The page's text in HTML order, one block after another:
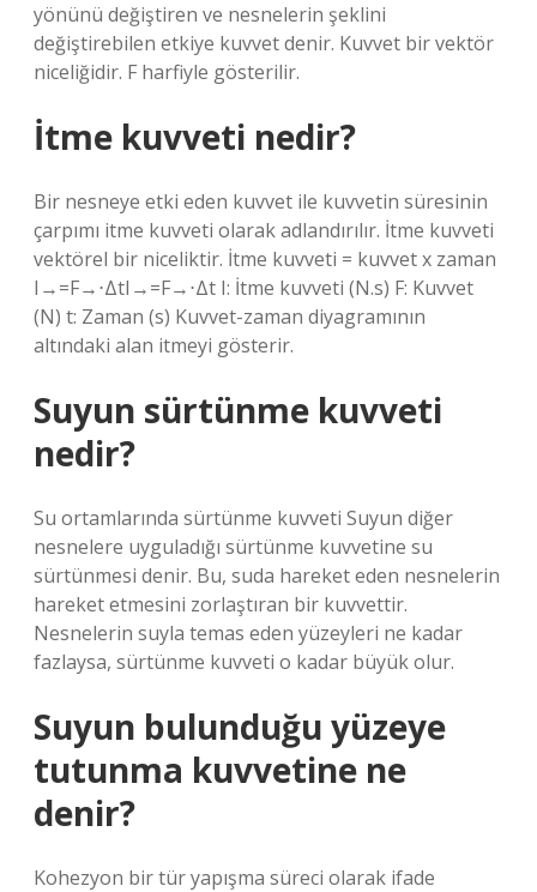
yönünü değiştiren ve nesnelerin şeklini
değiştirebilen etkiye kuvvet denir. Kuvvet bir vektör
niceliğidir. F harfiyle gösterilir.
İtme kuvveti nedir?
Bir nesneye etki eden kuvvet ile kuvvetin süresinin
çarpımı itme kuvveti olarak adlandırılır. İtme kuvveti
vektörel bir niceliktir. İtme kuvveti = kuvvet x zaman
I→=F→⋅ΔtI→=F→⋅Δt I: İtme kuvveti (N.s) F: Kuvvet
(N) t: Zaman (s) Kuvvet-zaman diyagramının
altındaki alan itmeyi gösterir.
Suyun sürtünme kuvveti
nedir?
Su ortamlarında sürtünme kuvveti Suyun diğer
nesnelere uyguladığı sürtünme kuvvetine su
sürtünmesi denir. Bu, suda hareket eden nesnelerin
hareket etmesini zorlaştıran bir kuvvettir.
Nesnelerin suyla temas eden yüzeyleri ne kadar
fazlaysa, sürtünme kuvveti o kadar büyük olur.
Suyun bulunduğu yüzeye
tutunma kuvvetine ne
denir?
Kohezyon bir tür yapışma süreci olarak ifade